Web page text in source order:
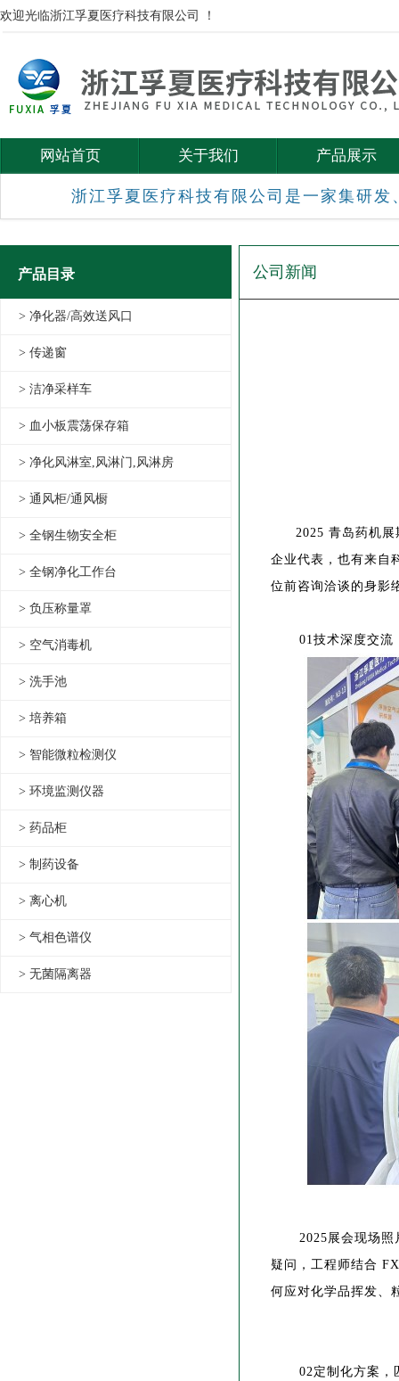
欢迎光临浙江孚夏医疗科技有限公司 ！
网站首页 关于我们 产品展示
浙江孚夏医疗科技有限公司是一家集研
产品目录
> 净化器/高效送风口
> 传递窗
> 洁净采样车
> 血小板震荡保存箱
> 净化风淋室,风淋门,风淋房
> 通风柜/通风橱
> 全钢生物安全柜
> 全钢净化工作台
> 负压称量罩
> 空气消毒机
> 洗手池
> 培养箱
> 智能微粒检测仪
> 环境监测仪器
> 药品柜
> 制药设备
> 离心机
> 气相色谱仪
> 无菌隔离器
公司新闻
2025 青岛药机
企业代表，也有来自
位前咨询洽谈的身影
01技术深度交流
2025展会现场照
疑问，工程师结合
何应对化学品挥发、
02定制化方案，